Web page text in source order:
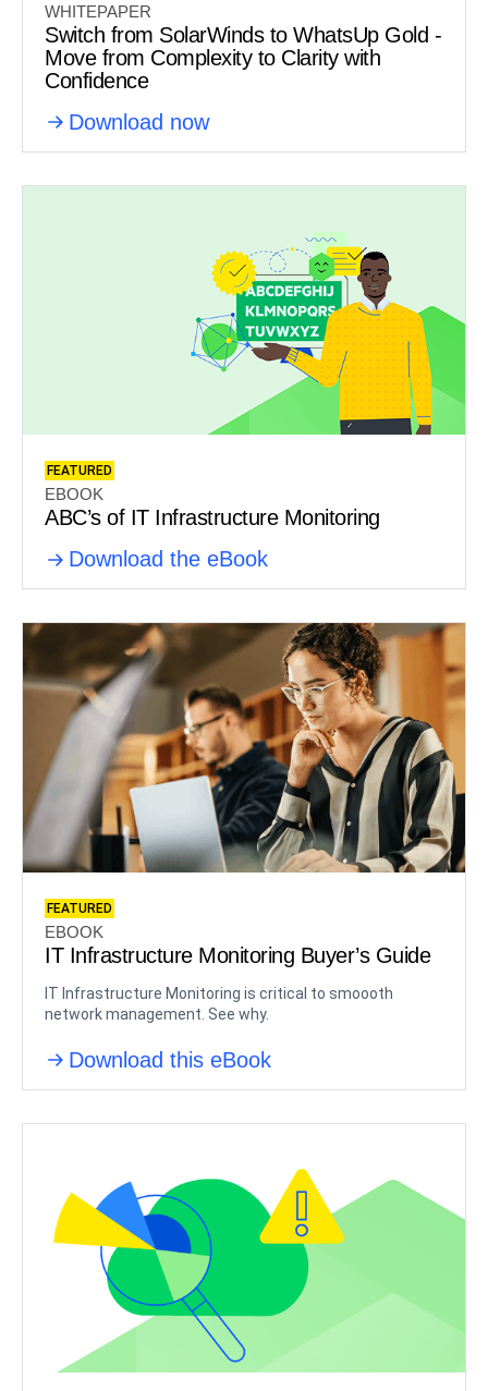
WHITEPAPER
Switch from SolarWinds to WhatsUp Gold -
Move from Complexity to Clarity with
Confidence
Download now
FEATURED
EBOOK
ABC’s of IT Infrastructure Monitoring
Download the eBook
FEATURED
EBOOK
IT Infrastructure Monitoring Buyer’s Guide
IT Infrastructure Monitoring is critical to smoooth
network management. See why.
Download this eBook